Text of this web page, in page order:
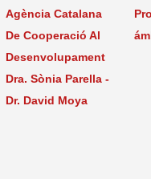
Agència Catalana
De Cooperació Al
Desenvolupament
Dra. Sònia Parella -
Dr. David Moya